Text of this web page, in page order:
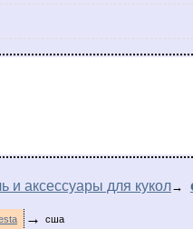
и аксессуары для кукол→
→ сша